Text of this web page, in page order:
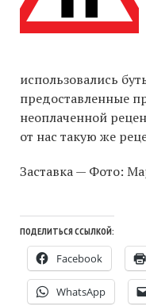
использовались
предоставленные
неоплаченной
от нас такую же
Заставка — Фото:
ПОДЕЛИТЬСЯ ССЫЛКОЙ:
Facebook
WhatsApp